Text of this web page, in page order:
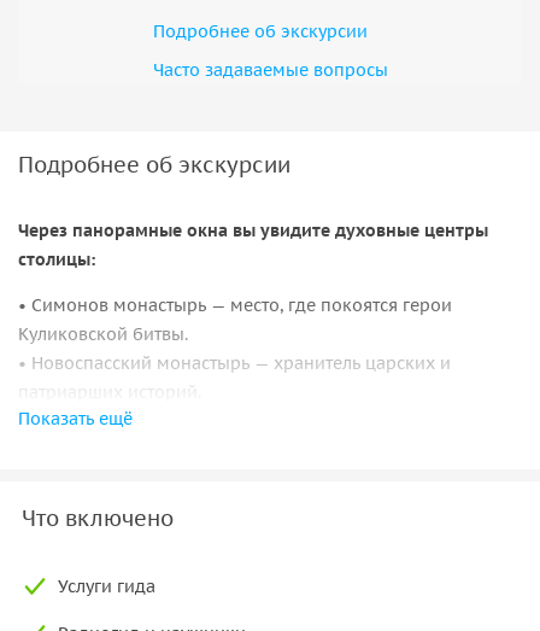
Подробнее об экскурсии
Часто задаваемые вопросы
Подробнее об экскурсии
Через панорамные окна вы увидите духовные центры
столицы:
• Симонов монастырь — место, где покоятся герои
Куликовской битвы.
• Новоспасский монастырь — хранитель царских и
патриарших историй.
• Данилов монастырь — духовный центр Москвы с
Услышите индустриальные легенды:
колоколов.
Показать ещё
Что включено
Услуги гида